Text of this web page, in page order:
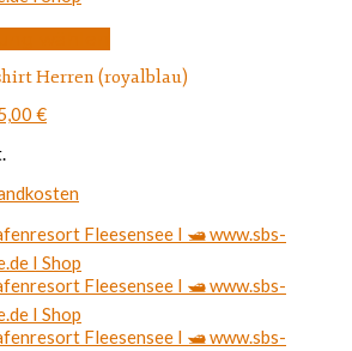
weist
auf
Produktseite
gewählt
Herren (royalblau)
€Aktueller